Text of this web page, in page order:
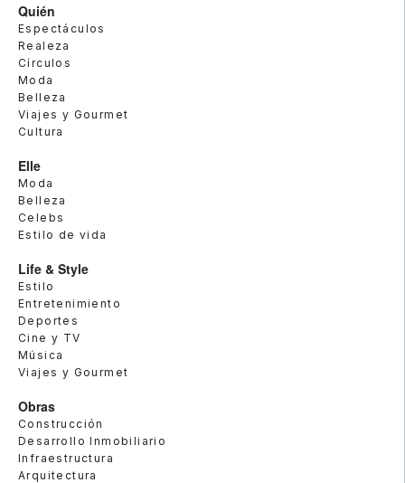
Quién
Espectáculos
Realeza
Círculos
Moda
Belleza
Viajes y Gourmet
Cultura
Elle
Moda
Belleza
Celebs
Estilo de vida
Life & Style
Estilo
Entretenimiento
Deportes
Cine y TV
Música
Viajes y Gourmet
Obras
Construcción
Desarrollo Inmobiliario
Infraestructura
Arquitectura